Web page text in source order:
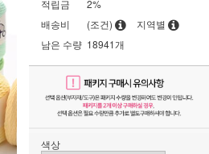
적립금
2%
배송비
(조건)
지역별
남은 수량 18941개
색상